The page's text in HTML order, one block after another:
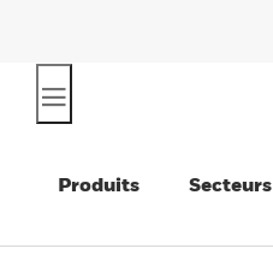
Produits Secteurs